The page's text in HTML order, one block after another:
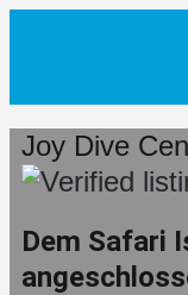
Joy Dive
Dem Safari